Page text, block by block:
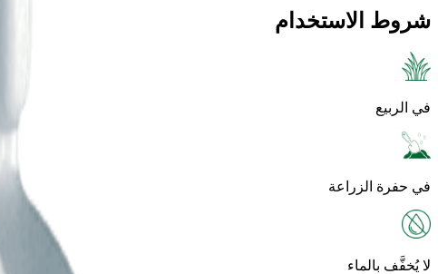
شروط الاستخدام
في الربيع
في حفرة الزراعة
لا يُخفَّف بالماء